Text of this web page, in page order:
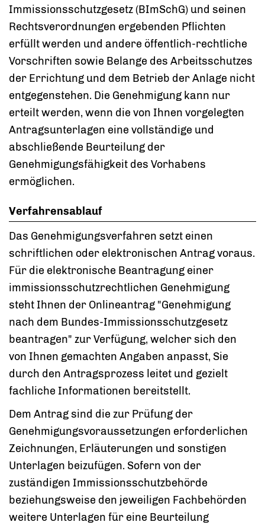
Immissionsschutzgesetz (BImSchG) und seinen
Rechtsverordnungen ergebenden Pflichten
erfüllt werden und andere öffentlich-rechtliche
Vorschriften sowie Belange des Arbeitsschutzes
der Errichtung und dem Betrieb der Anlage nicht
entgegenstehen. Die Genehmigung kann nur
erteilt werden, wenn die von Ihnen vorgelegten
Antragsunterlagen eine vollständige und
abschließende Beurteilung der
Genehmigungsfähigkeit des Vorhabens
ermöglichen.
Verfahrensablauf
Das Genehmigungsverfahren setzt einen
schriftlichen oder elektronischen Antrag voraus.
Für die elektronische Beantragung einer
immissionsschutzrechtlichen Genehmigung
steht Ihnen der Onlineantrag "Genehmigung
nach dem Bundes-Immissionsschutzgesetz
beantragen" zur Verfügung, welcher sich den
von Ihnen gemachten Angaben anpasst, Sie
durch den Antragsprozess leitet und gezielt
fachliche Informationen bereitstellt.
Dem Antrag sind die zur Prüfung der
Genehmigungsvoraussetzungen erforderlichen
Zeichnungen, Erläuterungen und sonstigen
Unterlagen beizufügen. Sofern von der
zuständigen Immissionsschutzbehörde
beziehungsweise den jeweiligen Fachbehörden
weitere Unterlagen für eine Beurteilung